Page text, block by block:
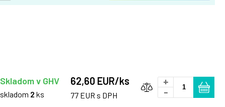
Skladom v GHV
skladom 2 ks
62,60 EUR/ks
77 EUR s DPH
+
-